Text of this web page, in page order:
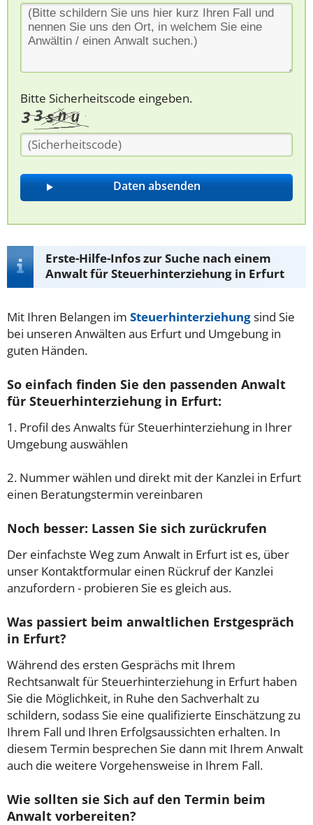
Bitte Sicherheitscode eingeben.
Erste-Hilfe-Infos zur Suche nach einem
Anwalt für Steuerhinterziehung in Erfurt
Mit Ihren Belangen im Steuerhinterziehungsind Sie
bei unseren Anwälten aus Erfurt und Umgebung in
guten Händen.
So einfach finden Sie den passenden Anwalt
für Steuerhinterziehung in Erfurt:
1. Profil des Anwalts für Steuerhinterziehung in Ihrer
Umgebung auswählen
2. Nummer wählen und direkt mit der Kanzlei in Erfurt
einen Beratungstermin vereinbaren
Noch besser: Lassen Sie sich zurückrufen
Der einfachste Weg zum Anwalt in Erfurt ist es, über
unser Kontaktformular einen Rückruf der Kanzlei
anzufordern - probieren Sie es gleich aus.
Was passiert beim anwaltlichen Erstgespräch
in Erfurt?
Während des ersten Gesprächs mit Ihrem
Rechtsanwalt für Steuerhinterziehung in Erfurt haben
Sie die Möglichkeit, in Ruhe den Sachverhalt zu
schildern, sodass Sie eine qualifizierte Einschätzung zu
Ihrem Fall und Ihren Erfolgsaussichten erhalten. In
diesem Termin besprechen Sie dann mit Ihrem Anwalt
auch die weitere Vorgehensweise in Ihrem Fall.
Wie sollten sie Sich auf den Termin beim
Anwalt vorbereiten?